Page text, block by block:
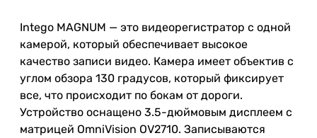
Intego MAGNUM — это видеорегистратор с одной
камерой, который обеспечивает высокое
качество записи видео. Камера имеет объектив с
углом обзора 130 градусов, который фиксирует
все, что происходит по бокам от дороги.
Устройство оснащено 3.5-дюймовым дисплеем с
матрицей OmniVision OV2710. Записываются